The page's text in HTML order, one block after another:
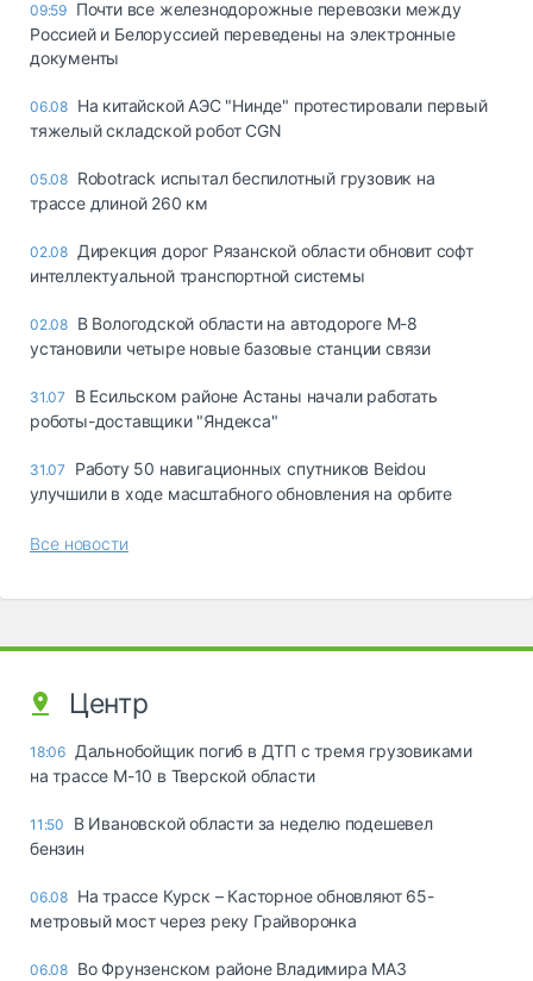
09:59 Почти все железнодорожные перевозки между
Россией и Белоруссией переведены на электронные
документы
06.08 На китайской АЭС "Нинде" протестировали первый
тяжелый складской робот CGN
05.08 Robotrack испытал беспилотный грузовик на
трассе длиной 260 км
02.08 Дирекция дорог Рязанской области обновит софт
интеллектуальной транспортной системы
02.08 В Вологодской области на автодороге М-8
установили четыре новые базовые станции связи
31.07
В Есильском районе Астаны начали работать
роботы-доставщики "Яндекса"
31.07
Работу 50 навигационных спутников Beidou
улучшили в ходе масштабного обновления на орбите
Все новости
Центр
18:06 Дальнобойщик погиб в ДТП с тремя грузовиками
на трассе М-10 в Тверской области
11:50
В Ивановской области за неделю подешевел
бензин
06.08 На трассе Курск – Касторное обновляют 65-
метровый мост через реку Грайворонка
06.08 Во Фрунзенском районе Владимира МАЗ